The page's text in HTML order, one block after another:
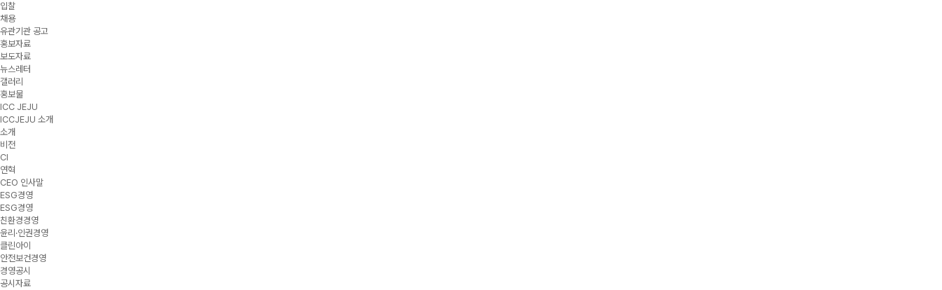
입찰
채용
유관기관 공고
홍보자료
보도자료
뉴스레터
갤러리
홍보물
ICC JEJU
ICCJEJU 소개
소개
비전
CI
연혁
CEO 인사말
ESG경영
ESG경영
친환경경영
윤리·인권경영
클린아이
안전보건경영
경영공시
공시자료